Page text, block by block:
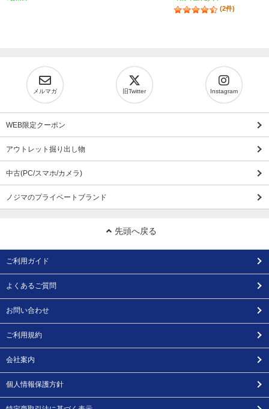
(2件)
メルマガ 旧Twitter Instagram
WEB限定クーポン
アウトレット掘り出し物
中古(PC/スマホ/カメラ)
ノジマのプライベートブランド
先頭へ戻る
ご利用ガイド
よくあるご質問
お問い合わせ
ご利用規約
会社案内
個人情報保護方針